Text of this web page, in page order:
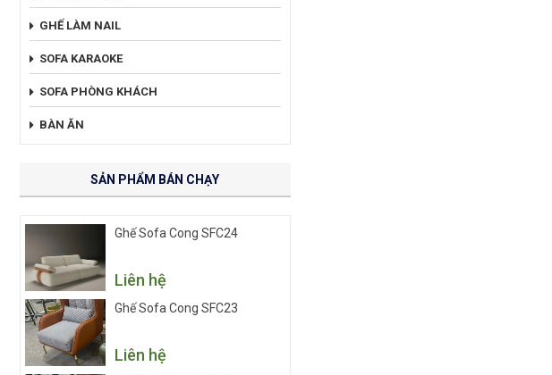
GHẾ LÀM NAIL
SOFA KARAOKE
SOFA PHÒNG KHÁCH
BÀN ĂN
SẢN PHẨM BÁN CHẠY
Ghế Sofa Cong SFC24
Liên hệ
Ghế Sofa Cong SFC23
Liên hệ